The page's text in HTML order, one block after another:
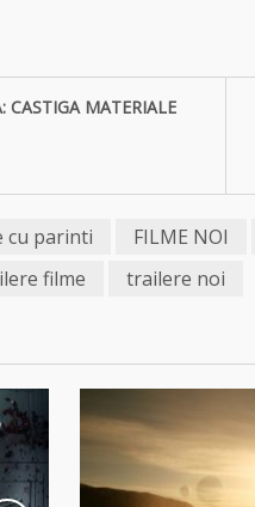
CASTIGA MATERIALE
cu parinti FILME NOI
filme trailere noi